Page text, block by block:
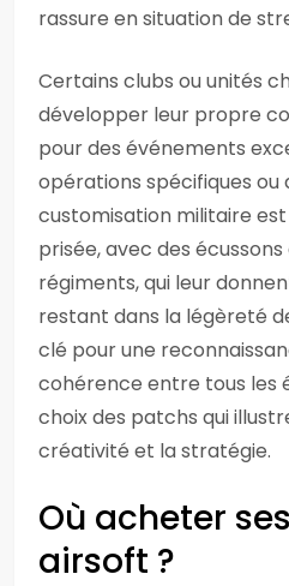
rassure en situation de
Certains clubs ou unités
développer leur propre
pour des événements
opérations spécifiques ou
customisation militaire
prisée, avec des
régiments, qui leur
restant dans la légèreté
clé pour une
cohérence entre tous les
choix des patchs qui
créativité et la stratégie.
Où acheter
airsoft ?